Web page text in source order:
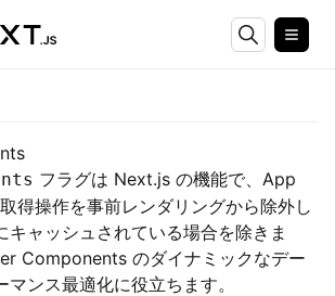
フラグは Next.js の機能で、App
得操作を事前レンダリングから除外し
キャッシュされている場合を除きま
Components のダイナミックなデー
マンス最適化に役立ちます。